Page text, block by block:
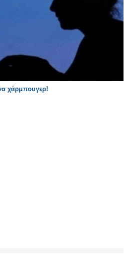
χάρμπουγερ!